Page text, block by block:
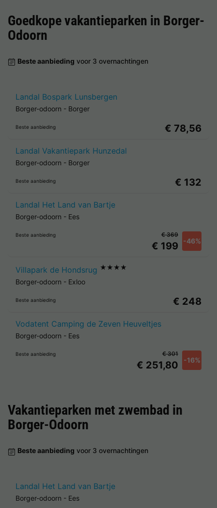
Goedkope vakantieparken in Borger-
Odoorn
Beste aanbieding voor 3 overnachtingen
Landal Bospark Lunsbergen
Borger-odoorn - Borger
Beste aanbieding € 78,56
Landal Vakantiepark Hunzedal
Borger-odoorn - Borger
Beste aanbieding € 132
Landal Het Land van Bartje
Borger-odoorn - Ees
Beste aanbieding
€ 199 -46%
€ 369
Villapark de Hondsrug ★★★★
Borger-odoorn - Exloo
Beste aanbieding € 248
Vodatent Camping de Zeven Heuveltjes
Borger-odoorn - Ees
Beste aanbieding
€ 251,80 -16%
€ 301
Vakantieparken met zwembad in
Borger-Odoorn
Beste aanbieding voor 3 overnachtingen
Landal Het Land van Bartje
Borger-odoorn - Ees